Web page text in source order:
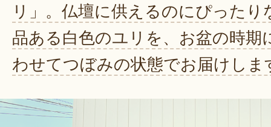
リ」。仏壇に供えるのにぴったり
品ある白色のユリを、お盆の時期
わせてつぼみの状態でお届けしま